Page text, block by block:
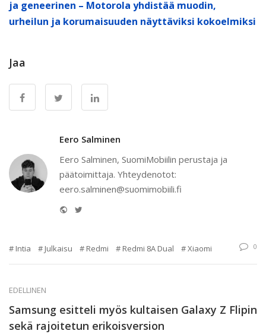
ja geneerinen – Motorola yhdistää muodin,
urheilun ja korumaisuuden näyttäviksi kokoelmiksi
Jaa
Eero Salminen
Eero Salminen, SuomiMobiilin perustaja ja
päätoimittaja. Yhteydenotot:
eero.salminen@suomimobiili.fi
Website
Intia Julkaisu Redmi Redmi 8A Dual Xiaomi 0
EDELLINEN
Samsung esitteli myös kultaisen Galaxy Z Flipin
sekä rajoitetun erikoisversion